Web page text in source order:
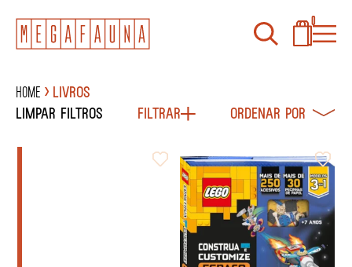
0
Home
Livros
Filtrar
Limpar filtros